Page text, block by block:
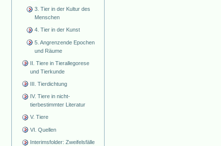
3. Tier in der Kultur des
Menschen
4. Tier in der Kunst
5. Angrenzende Epochen
und Räume
II. Tiere in Tierallegorese
und Tierkunde
III. Tierdichtung
IV. Tiere in nicht-
tierbestimmter Literatur
V. Tiere
VI. Quellen
Interimsfolder: Zweifelsfälle